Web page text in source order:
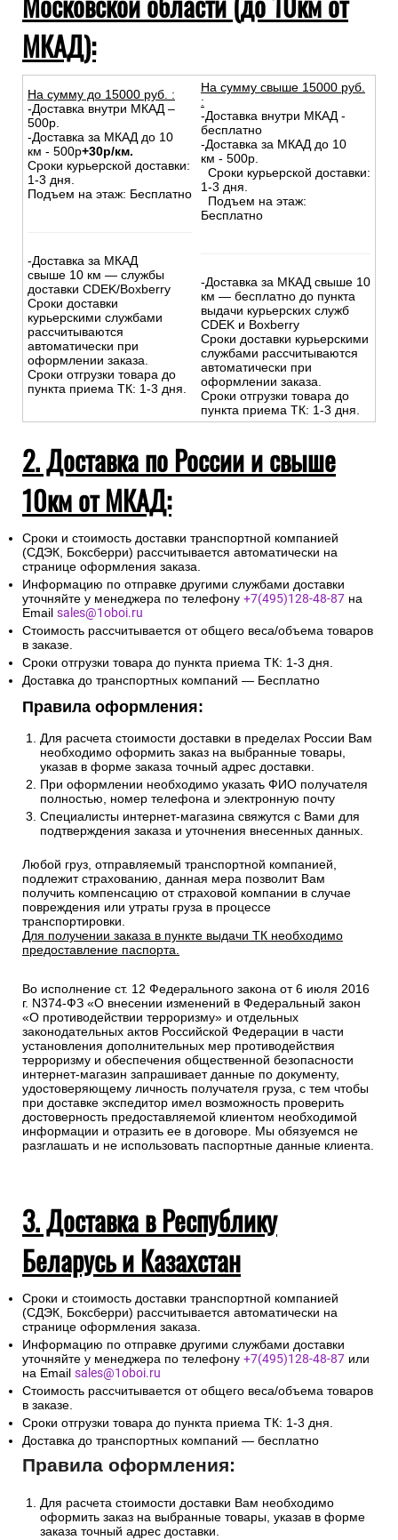
МКАД):
На сумму до 15000 руб. :
-Доставка внутри МКАД –
500р.
-Доставка за МКАД до 10
км - 500р+30р/км.
Сроки курьерской доставки:
1-3 дня.
Подъем на этаж: Бесплатно
-Доставка за МКАД
свыше 10 км — службы
доставки CDEK/Boxberry
Сроки доставки
курьерскими службами
рассчитываются
автоматически при
оформлении заказа.
Сроки отгрузки товара до
пункта приема ТК: 1-3 дня.
На сумму свыше 15000 руб.
:
-Доставка внутри МКАД -
бесплатно
-Доставка за МКАД до 10
км - 500р.
Сроки курьерской доставки:
1-3 дня.
Подъем на этаж:
Бесплатно
-Доставка за МКАД свыше 10
км — бесплатно до пункта
выдачи курьерских служб
CDEK и Boxberry
Сроки доставки курьерскими
службами рассчитываются
автоматически при
оформлении заказа.
Сроки отгрузки товара до
пункта приема ТК: 1-3 дня.
2. Доставка по России и свыше
10км от МКАД:
Сроки и стоимость доставки транспортной компанией
(СДЭК, Боксберри) рассчитывается автоматически на
странице оформления заказа.
Информацию по отправке другими службами доставки
уточняйте у менеджера по телефону +7(495)128-48-87 на
Email sales@1oboi.ru
Стоимость рассчитывается от общего веса/объема товаров
в заказе.
Сроки отгрузки товара до пункта приема ТК: 1-3 дня.
Доставка до транспортных компаний — Бесплатно
Правила оформления:
Для расчета стоимости доставки в пределах России Вам
необходимо оформить заказ на выбранные товары,
указав в форме заказа точный адрес доставки.
При оформлении необходимо указать ФИО получателя
полностью, номер телефона и электронную почту
Специалисты интернет-магазина свяжутся с Вами для
подтверждения заказа и уточнения внесенных данных.
Любой груз, отправляемый транспортной компанией,
подлежит страхованию, данная мера позволит Вам
получить компенсацию от страховой компании в случае
повреждения или утраты груза в процессе
транспортировки.
Для получении заказа в пункте выдачи ТК необходимо
предоставление паспорта.
Во исполнение ст. 12 Федерального закона от 6 июля 2016
г. N374-ФЗ «О внесении изменений в Федеральный закон
«О противодействии терроризму» и отдельных
законодательных актов Российской Федерации в части
установления дополнительных мер противодействия
терроризму и обеспечения общественной безопасности
интернет-магазин запрашивает данные по документу,
удостоверяющему личность получателя груза, с тем чтобы
при доставке экспедитор имел возможность проверить
достоверность предоставляемой клиентом необходимой
информации и отразить ее в договоре. Мы обязуемся не
разглашать и не использовать паспортные данные клиента.
3. Доставка в Республику
Беларусь и Казахстан
Сроки и стоимость доставки транспортной компанией
(СДЭК, Боксберри) рассчитывается автоматически на
странице оформления заказа.
Информацию по отправке другими службами доставки
уточняйте у менеджера по телефону +7(495)128-48-87 или
на Email sales@1oboi.ru
Стоимость рассчитывается от общего веса/объема товаров
в заказе.
Сроки отгрузки товара до пункта приема ТК: 1-3 дня.
Доставка до транспортных компаний — бесплатно
Правила оформления:
Для расчета стоимости доставки Вам необходимо
оформить заказ на выбранные товары, указав в форме
заказа точный адрес доставки.